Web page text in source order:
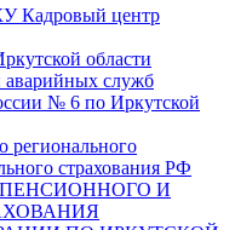
Кадровый центр
области
аварийных служб
№ 6 по Иркутской
страхования РФ
И